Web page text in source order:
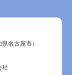
名古屋市）
社